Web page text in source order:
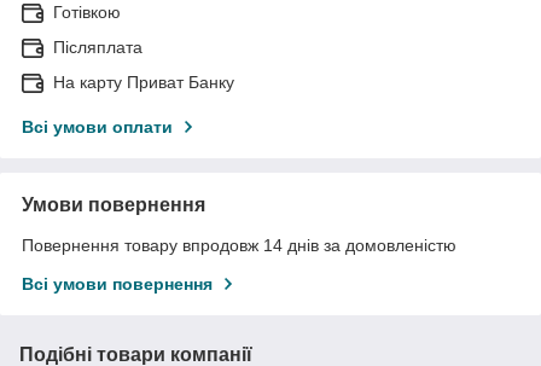
Готівкою
Післяплата
На карту Приват Банку
Всі умови оплати
Умови повернення
Повернення товару впродовж 14 днів за домовленістю
Всі умови повернення
Подібні товари компанії